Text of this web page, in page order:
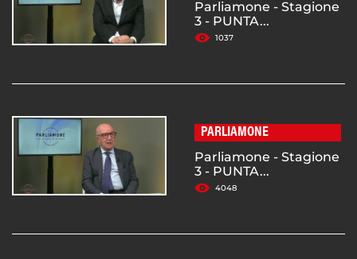
Parliamone - Stagione
3 - PUNTA...
1037
PARLIAMONE
Parliamone - Stagione
3 - PUNTA...
4048